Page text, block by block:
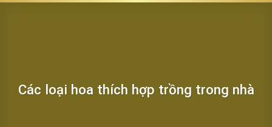
Các loại hoa thích hợp trồng trong nhà